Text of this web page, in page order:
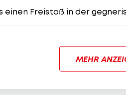
einen Freistoß in der
MEHR